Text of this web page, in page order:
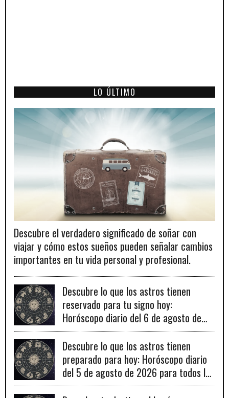
LO ÚLTIMO
Descubre el verdadero significado de soñar con
viajar y cómo estos sueños pueden señalar cambios
importantes en tu vida personal y profesional.
Descubre lo que los astros tienen
reservado para tu signo hoy:
Horóscopo diario del 6 de agosto de
2026
Descubre lo que los astros tienen
preparado para hoy: Horóscopo diario
del 5 de agosto de 2026 para todos los
signos zodiacales.